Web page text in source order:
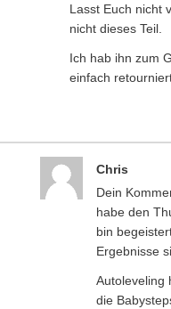
Lasst Euch nicht
nicht dieses Teil.
Ich hab ihn zum
einfach
Chris
Dein
habe den
bin
Ergebnisse
Autoleveling
die